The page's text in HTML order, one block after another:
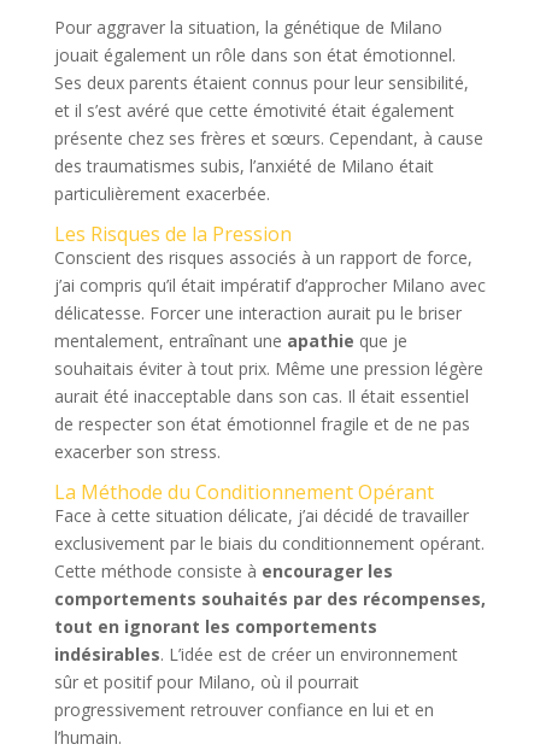
Pour aggraver la situation, la génétique de Milano
jouait également un rôle dans son état émotionnel.
Ses deux parents étaient connus pour leur sensibilité,
et il s’est avéré que cette émotivité était également
présente chez ses frères et sœurs. Cependant, à cause
des traumatismes subis, l’anxiété de Milano était
particulièrement exacerbée.
Les Risques de la Pression
Conscient des risques associés à un rapport de force,
j’ai compris qu’il était impératif d’approcher Milano avec
délicatesse. Forcer une interaction aurait pu le briser
mentalement, entraînant une apathie que je
souhaitais éviter à tout prix. Même une pression légère
aurait été inacceptable dans son cas. Il était essentiel
de respecter son état émotionnel fragile et de ne pas
exacerber son stress.
La Méthode du Conditionnement Opérant
Face à cette situation délicate, j’ai décidé de travailler
exclusivement par le biais du conditionnement opérant.
Cette méthode consiste à encourager les
comportements souhaités par des récompenses,
tout en ignorant les comportements
indésirables. L’idée est de créer un environnement
sûr et positif pour Milano, où il pourrait
progressivement retrouver confiance en lui et en
l’humain.